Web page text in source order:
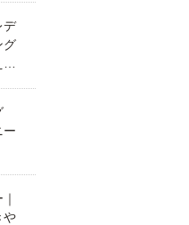
デ
グ
ー
や